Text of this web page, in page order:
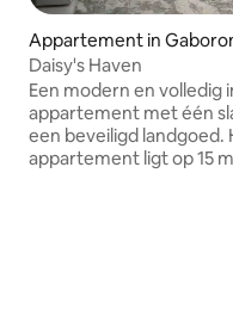
Appartement in
Daisy's Haven
Een modern en volledig
appartement met één
een beveiligd landgoed. Het
appartement ligt op 15